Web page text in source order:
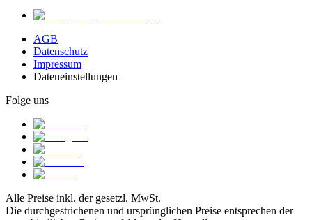
AGB
Datenschutz
Impressum
Dateneinstellungen
Folge uns
Alle Preise inkl. der gesetzl. MwSt.
Die durchgestrichenen und ursprünglichen Preise entsprechen der